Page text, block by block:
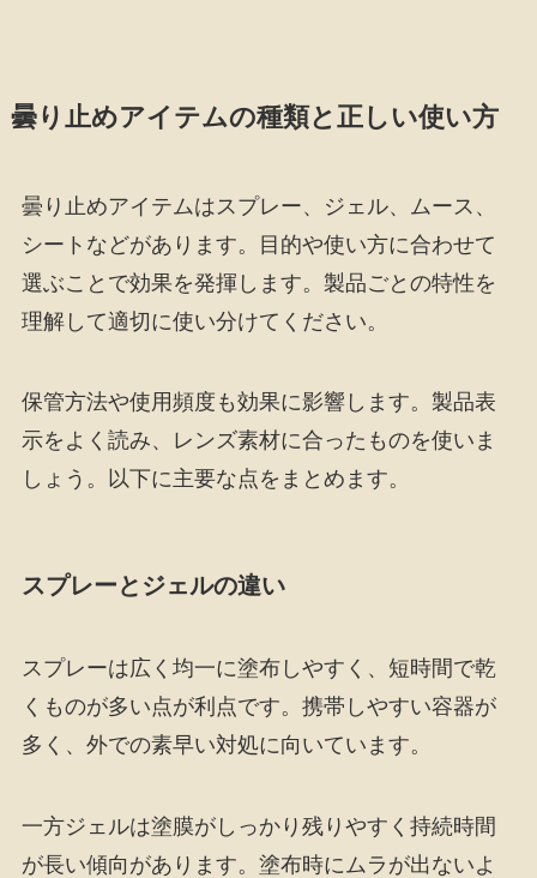
曇り止めアイテムの種類と正しい使い方
曇り止めアイテムはスプレー、ジェル、ムース、
シートなどがあります。目的や使い方に合わせて
選ぶことで効果を発揮します。製品ごとの特性を
理解して適切に使い分けてください。
保管方法や使用頻度も効果に影響します。製品表
示をよく読み、レンズ素材に合ったものを使いま
しょう。以下に主要な点をまとめます。
スプレーとジェルの違い
スプレーは広く均一に塗布しやすく、短時間で乾
くものが多い点が利点です。携帯しやすい容器が
多く、外での素早い対処に向いています。
一方ジェルは塗膜がしっかり残りやすく持続時間
が長い傾向があります。塗布時にムラが出ないよ